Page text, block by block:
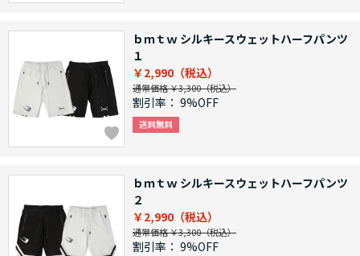
ｂｍｔｗ シルキースウェットハーフパンツ
１
￥2,990
通常価格 ￥3,300
割引率： 9%OFF
ｂｍｔｗ シルキースウェットハーフパンツ
２
￥2,990
通常価格 ￥3,300
割引率： 9%OFF